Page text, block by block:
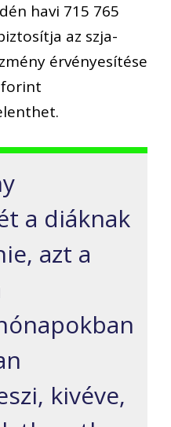
havi 715 765
az szja-
érvényesítése
forint
a diáknak
azt a
kivéve,